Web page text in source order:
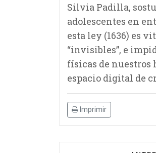
Silvia Padilla,
adolescentes en
esta ley (1636) es
“invisibles”, e
físicas de nuestros
espacio digital de
Imprimir